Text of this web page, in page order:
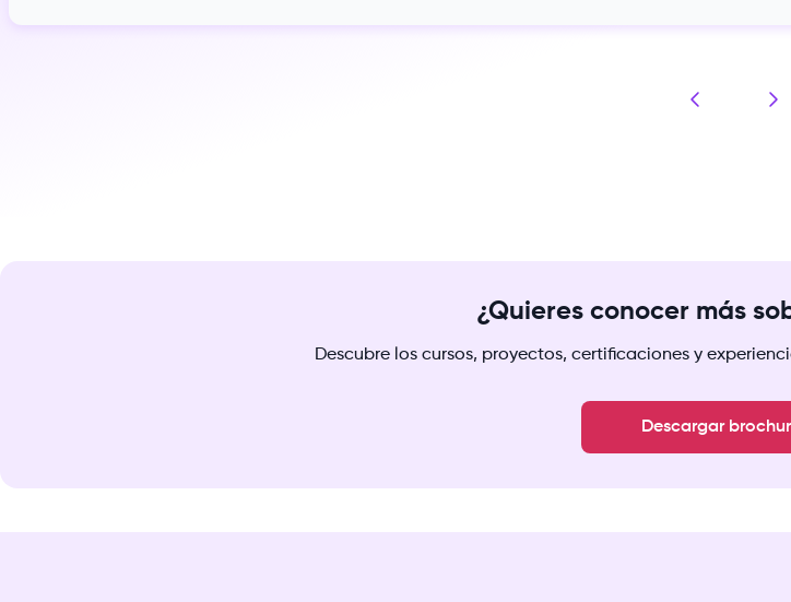
¿Quieres conocer más
Descubre los cursos, proyectos, certificaciones y
Descargar